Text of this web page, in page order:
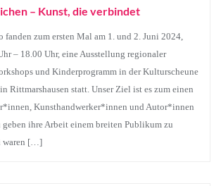
– Kunst, die verbindet
fanden zum ersten Mal am 1. und 2. Juni 2024,
– 18.00 Uhr, eine Ausstellung regionaler
und Kinderprogramm in der Kulturscheune
Rittmarshausen statt. Unser Ziel ist es zum einen
Kunsthandwerker*innen und Autor*innen
ihre Arbeit einem breiten Publikum zu
waren […]